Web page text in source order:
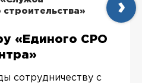
«Единого СРО
сотрудничеству с